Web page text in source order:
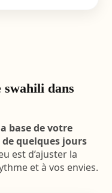
swahili dans
base de votre
quelques jours
est d’ajuster la
et à vos envies.